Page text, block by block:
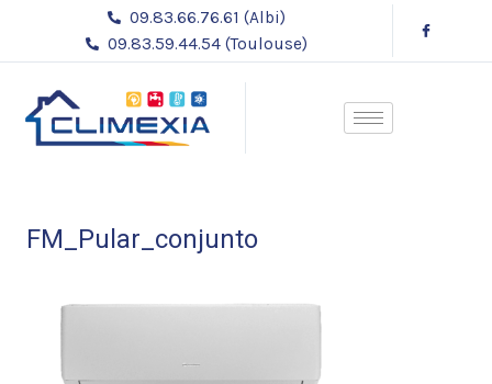
contenu
09.83.66.76.61 (Albi)
09.83.59.44.54 (Toulouse)
FM_Pular_conjunto
articles